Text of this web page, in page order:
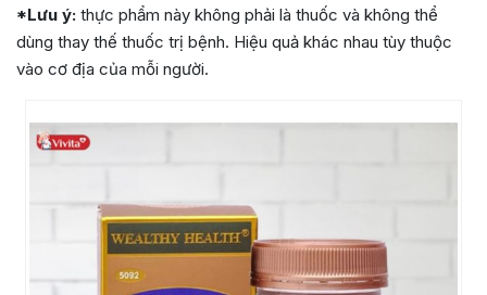
*Lưu ý: thực phẩm này không phải là thuốc và không thể
dùng thay thế thuốc trị bệnh. Hiệu quả khác nhau tùy thuộc
vào cơ địa của mỗi người.